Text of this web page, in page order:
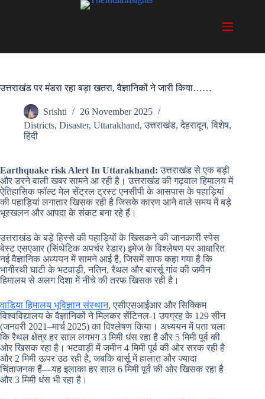
उत्तराखंड पर मंडरा रहा बड़ा खतरा, वैज्ञानिकों ने जारी किया……
Srishti
26 November 2025
Districts, Disaster, Uttarakhand,उत्तराखंड,देहरादून,विशेष,
हिंदी
Earthquake risk Alert In Uttarakhand: उत्तराखंड से एक बड़ी
और डरने वाली खबर सामने आ रही है। उत्तराखंड की गढ़वाल हिमालय में
ऐतिहासिक फॉल्ट मेल सेंट्रल ट्रस्ट एनसीपी के आसपास के पहाड़ियां
की पहाड़ियां लगातार खिसक रही है जिसके कारण आने वाले समय में बड़े
भूस्खलन और आपदा के संकट बना रहे हैं।
उत्तराखंड के बड़े हिस्से की पहाड़ियों के खिसकने की जानकारी स्पेस
बेस्ट एसएआर (सिंथेटिक अपर्चर रेडार) इमेज के विश्लेषण पर आधारित
नई वैज्ञानिक अध्ययन में सामने आई है, जिसमें साफ कहा गया है कि
भागीरथी घाटी के भटवाड़ी, नतिन, रैथल और बारर्सू गांव की जमीन
हिमालय से अलग दिशा में नीचे की तरफ खिसक रही है।
वाडिया हिमालय भूविज्ञान संस्थान, एसीएसआईआर और सिक्किम
विश्वविद्यालय के वैज्ञानिकों ने मिलकर सेंटिनल-1 उपग्रह के 129 सीन
(जनवरी 2021–मार्च 2025) का विश्लेषण किया। अध्ययन में पता चला
कि रैथल क्षेत्र हर साल लगभग 3 मिमी धंस रहा है और 5 मिमी पूर्व की
ओर खिसक रहा है। भटवाड़ी में जमीन 4 मिमी पूर्व की ओर सरक रही है
और 2 मिमी ऊपर उठ रही है, जबकि बार्सू में हालात और ज्यादा
चिंताजनक हैं—यह इलाका हर साल 6 मिमी पूर्व की ओर खिसक रहा है
और 3 मिमी धंस भी रहा है।